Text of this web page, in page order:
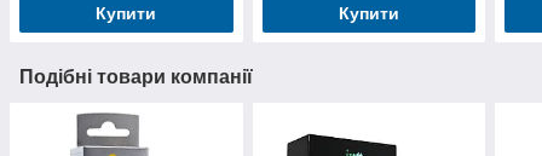
Купити Купити
Подібні товари компанії